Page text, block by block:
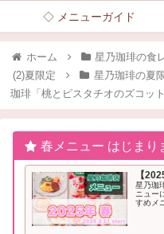
◇ メニューガイド
ホーム 星乃珈琲の食
(2)夏限定
星乃珈琲の夏
珈琲「桃とピスタチオのズコッ
春メニュー はじまり
【
星乃珈
ニュー
すめメ